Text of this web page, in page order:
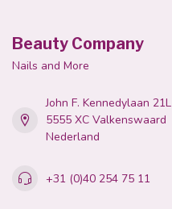
Beauty Company
Nails and More
John F. Kennedylaan 21L
5555 XC Valkenswaard
Nederland
+31 (0)40 254 75 11